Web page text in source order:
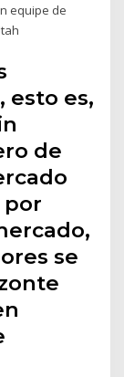
equipe de
esto es,
de
por
se